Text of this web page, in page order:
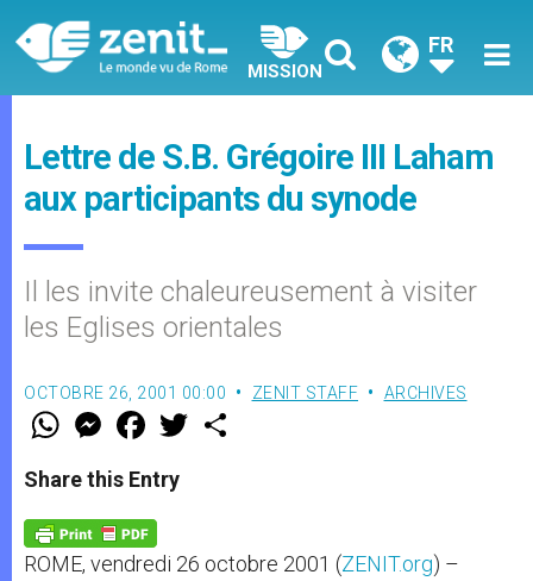
MISSION
FR
Lettre de S.B. Grégoire III Laham
aux participants du synode
Il les invite chaleureusement à visiter
les Eglises orientales
OCTOBRE 26, 2001 00:00 ZENIT STAFF ARCHIVES
W
t
s
p
p
M
e
s
e
g
e
r
F
a
e
b
o
k
w
Share this Entry
ROME, vendredi 26 octobre 2001 (ZENIT.org) –